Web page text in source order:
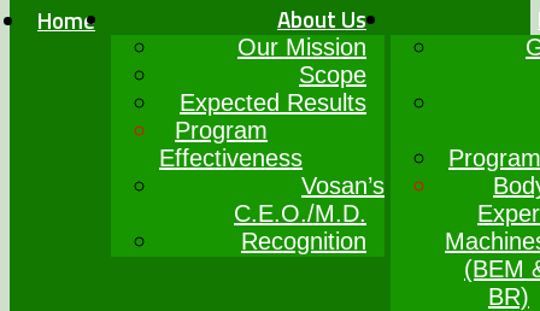
Home About Us
Our Mission
Scope
Expected Results
Program
Effectiveness
Vosan’s
C.E.O./M.D.
Recognition
(BEM
BR)